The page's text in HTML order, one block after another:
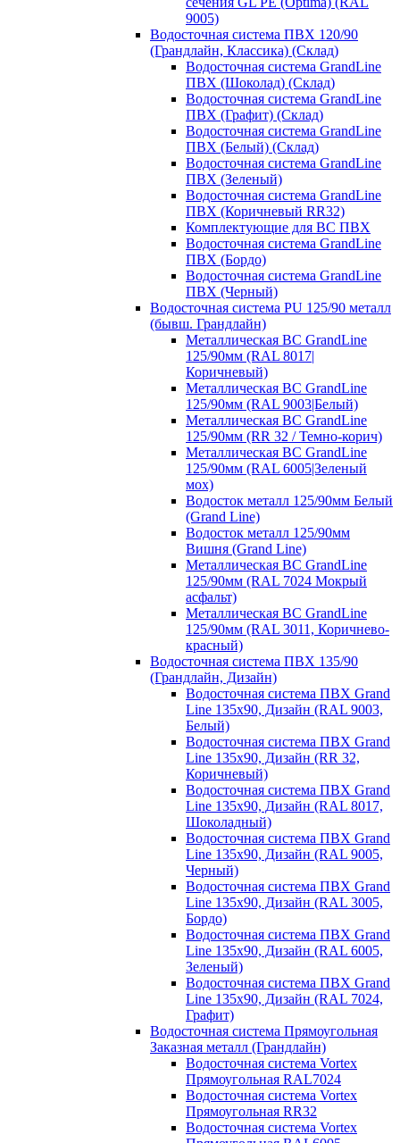
9005)
Водосточная система ПВХ 120/90
(Грандлайн, Классика) (Склад)
Водосточная система GrandLine
ПВХ (Шоколад) (Склад)
Водосточная система GrandLine
ПВХ (Графит) (Склад)
Водосточная система GrandLine
ПВХ (Белый) (Склад)
Водосточная система GrandLine
ПВХ (Зеленый)
Водосточная система GrandLine
ПВХ (Коричневый RR32)
Комплектующие для ВС ПВХ
Водосточная система GrandLine
ПВХ (Бордо)
Водосточная система GrandLine
ПВХ (Черный)
Водосточная система PU 125/90 металл
(бывш. Грандлайн)
Металлическая ВС GrandLine
125/90мм (RAL 8017|
Коричневый)
Металлическая ВС GrandLine
125/90мм (RAL 9003|Белый)
Металлическая ВС GrandLine
125/90мм (RR 32 / Темно-корич)
Металлическая ВС GrandLine
125/90мм (RAL 6005|Зеленый
мох)
Водосток металл 125/90мм Белый
(Grand Line)
Водосток металл 125/90мм
Вишня (Grand Line)
Металлическая ВС GrandLine
125/90мм (RAL 7024 Мокрый
асфальт)
Металлическая ВС GrandLine
125/90мм (RAL 3011, Коричнево-
красный)
Водосточная система ПВХ 135/90
(Грандлайн, Дизайн)
Водосточная система ПВХ Grand
Line 135х90, Дизайн (RAL 9003,
Белый)
Водосточная система ПВХ Grand
Line 135х90, Дизайн (RR 32,
Коричневый)
Водосточная система ПВХ Grand
Line 135х90, Дизайн (RAL 8017,
Шоколадный)
Водосточная система ПВХ Grand
Line 135х90, Дизайн (RAL 9005,
Черный)
Водосточная система ПВХ Grand
Line 135х90, Дизайн (RAL 3005,
Бордо)
Водосточная система ПВХ Grand
Line 135х90, Дизайн (RAL 6005,
Зеленый)
Водосточная система ПВХ Grand
Line 135х90, Дизайн (RAL 7024,
Графит)
Водосточная система Прямоугольная
Заказная металл (Грандлайн)
Водосточная система Vortex
Прямоугольная RAL7024
Водосточная система Vortex
Прямоугольная RR32
Водосточная система Vortex